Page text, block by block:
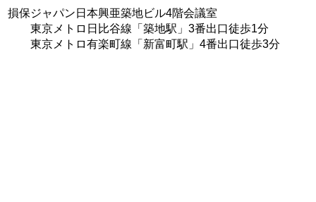
損保ジャパン日本興亜築地ビル4階会議室
東京メトロ日比谷線「築地駅」3番出口徒歩1分
東京メトロ有楽町線「新富町駅」4番出口徒歩3分